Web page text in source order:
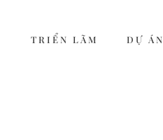
TRIỂN LÃM DỰ ÁN